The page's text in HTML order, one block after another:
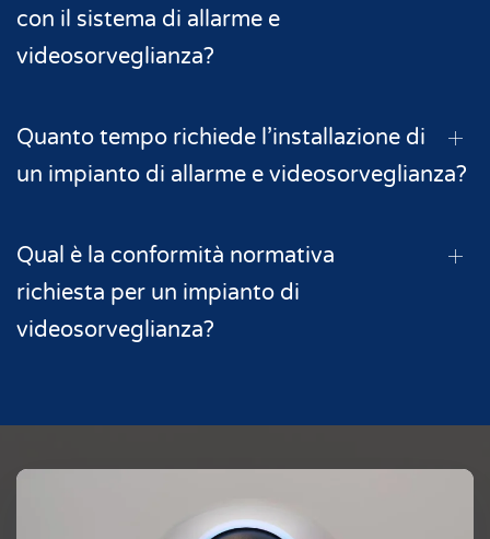
con il sistema di allarme e
videosorveglianza?
Quanto tempo richiede l’installazione di
un impianto di allarme e videosorveglianza?
Qual è la conformità normativa
richiesta per un impianto di
videosorveglianza?